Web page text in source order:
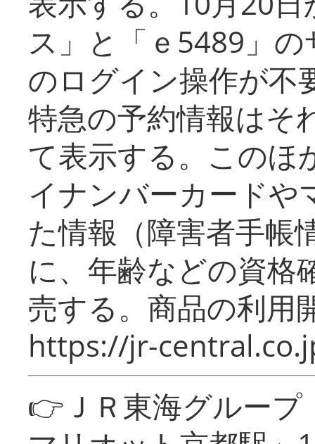
ス」と「ｅ5489」
のログイン操作が不
特急の予約情報はそ
て表示する。このほ
イナンバーカードや
た情報（障害者手帳
に、年齢などの資格
売する。商品の利用
https://jr-
👉ＪＲ東海グルー